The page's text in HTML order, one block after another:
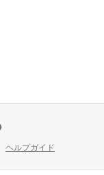
ヘルプガイド